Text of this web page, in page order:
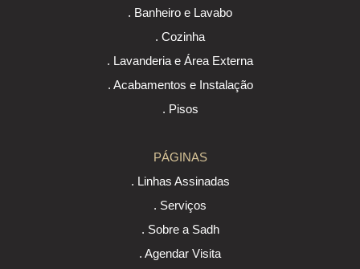
. Banheiro e Lavabo
. Cozinha
. Lavanderia e Área Externa
. Acabamentos e Instalação
. Pisos
PÁGINAS
. Linhas Assinadas
. Serviços
. Sobre a Sadh
. Agendar Visita